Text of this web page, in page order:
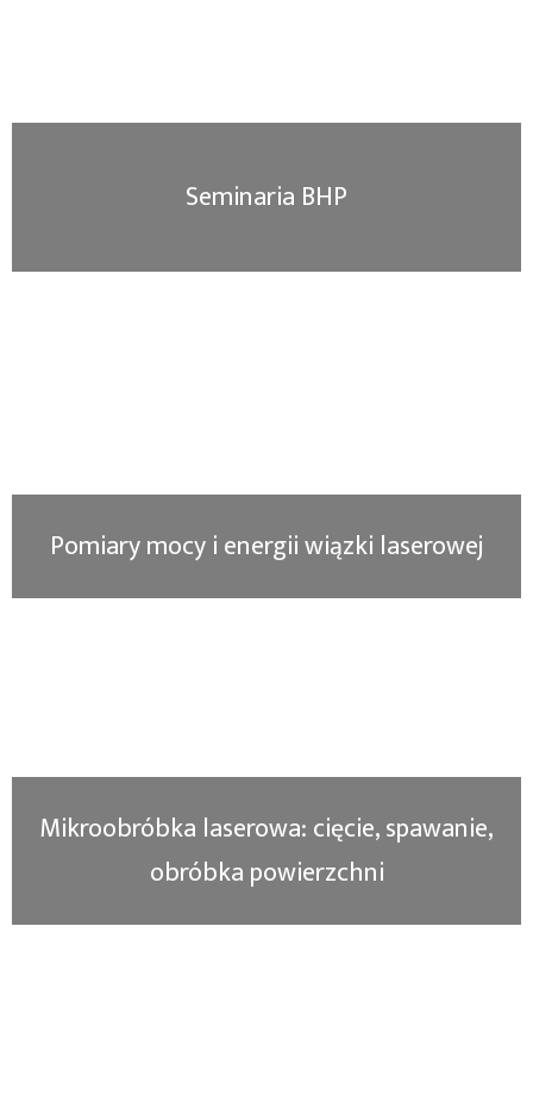
Seminaria BHP
Pomiary mocy i energii wiązki laserowej
Mikroobróbka laserowa: cięcie, spawanie,
obróbka powierzchni